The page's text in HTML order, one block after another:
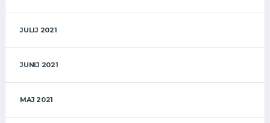
JULIJ 2021
JUNIJ 2021
MAJ 2021